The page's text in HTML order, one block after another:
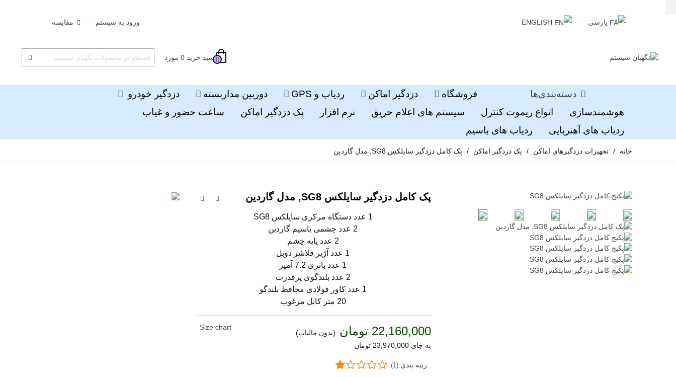
پارسی ENGLISH ورود به سیستم مقایسه
0 سبد خرید 0 مورد
دسته‌بندی‌ها فروشگاه دزدگیر اماکن ردیاب و GPS دوربین مداربسته
دزدگیر خودرو
هوشمندسازی
انواع ریموت کنترل سیستم های اعلام حریق نرم افزار پک دزدگیر اماکن
ساعت حضور و غیاب
ردیاب های آهنربایی
ردیاب های باسیم
خانه / تجهیزات دزدگیرهای اماکن / پک دزدگیر اماکن / پک کامل دزدگیر سایلکس SG8, مدل گاردین
پک کامل دزدگیر سایلکس SG8, مدل گاردین
1 عدد دستگاه مرکزی سایلکس SG8
2 عدد چشمی باسیم گاردین
2 عدد پایه چشم
1 عدد آژیر فلاشر دوبل
1 عدد باتری 7.2 آمپر
2 عدد بلندگوی پرقدرت
1 عدد کاور فولادی محافظ بلندگو
20 متر کابل مرغوب
22,160,000 تومان
(بدون مالیات)
به جای 23,970,000 تومان
رتبه بندی:(1)
Size chart